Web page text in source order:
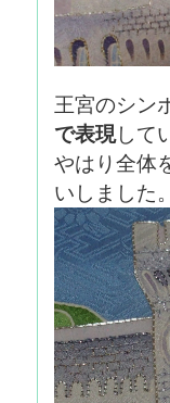
王宮のシン
で表現して
やはり全体
いしました